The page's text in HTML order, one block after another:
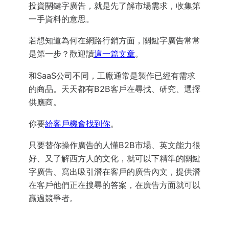
投資關鍵字廣告，就是先了解市場需求，收集第
一手資料的意思。
若想知道為何在網路行銷方面，關鍵字廣告常常
是第一步？歡迎讀這一篇文章。
和SaaS公司不同，工廠通常是製作已經有需求
的商品。天天都有B2B客戶在尋找、研究、選擇
供應商。
你要給客戶機會找到你。
只要替你操作廣告的人懂B2B市場、英文能力很
好、又了解西方人的文化，就可以下精準的關鍵
字廣告、寫出吸引潛在客戶的廣告內文，提供潛
在客戶他們正在搜尋的答案，在廣告方面就可以
贏過競爭者。